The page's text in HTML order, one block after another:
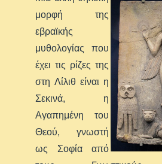
μορφή της
εβραϊκής
μυθολογίας που
έχει τις ρίζες της
στη Λίλιθ είναι η
Σεκινά, η
Αγαπημένη του
Θεού, γνωστή
ως Σοφία από